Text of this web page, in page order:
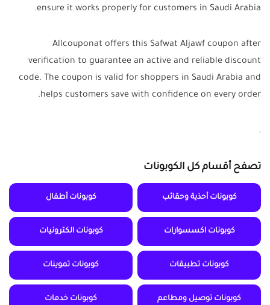
ensure it works properly for customers in Saudi Arabia.
Allcouponat offers this Safwat Aljawf coupon after
verification to guarantee an active and reliable discount
code. The coupon is valid for shoppers in Saudi Arabia and
helps customers save with confidence on every order.
.
تصفح أقسام كل الكوبونات
كوبونات أحذية وحقائب كوبونات أطفال
كوبونات اكسسوارات كوبونات الكترونيات
كوبونات تطبيقات كوبونات تموينات
كوبونات توصيل ومطاعم كوبونات خدمات